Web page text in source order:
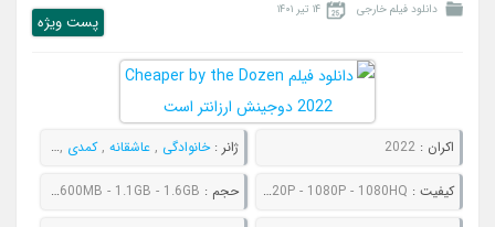
دانلود فیلم خارجی ۱۴ تیر ۱۴۰۱
پست ويژه
اکران :2022 ژانر :خانوادگی , عاشقانه ,کمدی , ماجراجویی
کیفیت : 480P - 720P - 1080P - 1080HQ حجم : 425MB - 600MB - 1.1GB - 1.6GB